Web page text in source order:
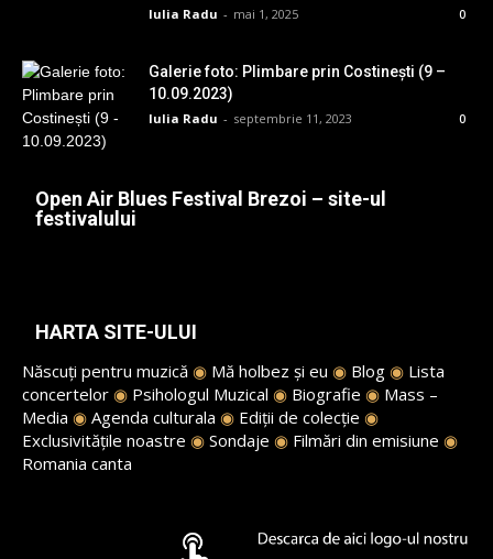
Iulia Radu - mai 1, 2025 0
Galerie foto: Plimbare prin Costinești (9 –
10.09.2023)
Iulia Radu - septembrie 11, 2023 0
Open Air Blues Festival Brezoi – site-ul
festivalului
HARTA SITE-ULUI
Născuți pentru muzică ◉ Mă holbez și eu ◉ Blog ◉ Lista
concertelor ◉ Psihologul Muzical ◉ Biografie ◉ Mass –
Media ◉ Agenda culturala ◉ Ediții de colecție ◉
Exclusivitățile noastre ◉ Sondaje ◉ Filmări din emisiune ◉
Romania canta